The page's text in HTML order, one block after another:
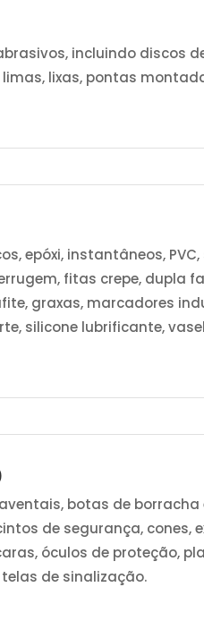
incluindo discos
lixas, pontas
epóxi, instantâneos,
fitas crepe, dupla
graxas, marcadores
silicone lubrificante,
botas de borracha
de segurança, cones,
óculos de proteção,
de sinalização.